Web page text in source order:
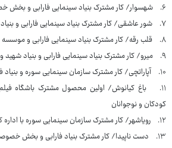
۶. شهسوار/ کار مشترک بنیاد سینمایی فارابی و بخش خصوصی
۷. شور عاشقی/ کار مشترک بنیاد سینمایی فارابی و بنیاد شهید و امور ایثارگران
۸. قلب رقه/ کار مشترک بنیاد سینمایی فارابی و موسسه رسانه‌ای بیان
۹. میرو/ کار مشترک بنیاد سینمایی فارابی و بنیاد شهید و امور ایثارگران
۱۰. آپاراتچی/ کار مشترک سازمان سینمایی سوره و بنیاد فارابی
۱۱. باغ کیانوش/ اولین محصول مشترک باشگاه
کودکان و نوجوانان
۱۲. رویاشهر/ کار مشترک سازمان سینمایی سوره با اداره کل فرهنگی شهرداری تهران
۱۳. دست ناپیدا/ کار مشترک بنیاد فارابی و بخش خصوصی